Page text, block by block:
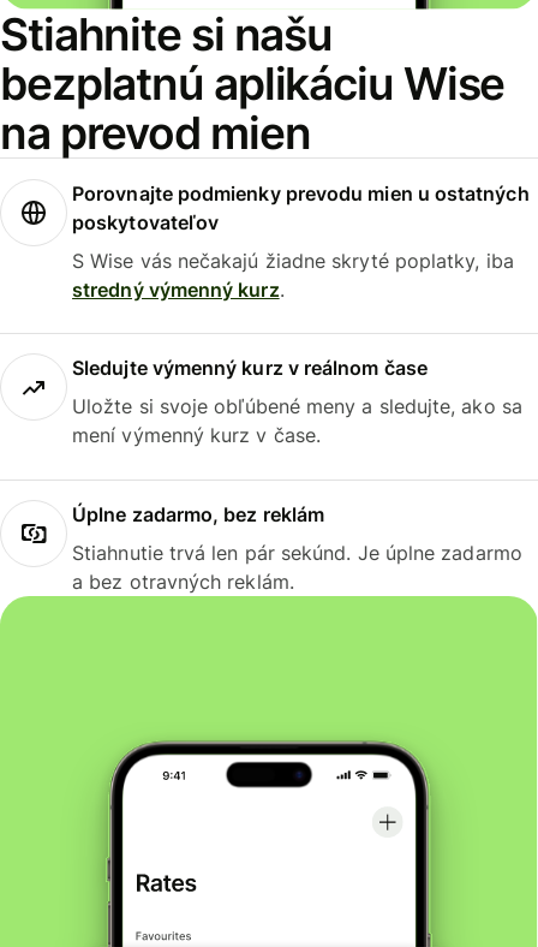
Stiahnite si našu
bezplatnú aplikáciu Wise
na prevod mien
Porovnajte podmienky prevodu mien u ostatných
poskytovateľov
S Wise vás nečakajú žiadne skryté poplatky, iba
stredný výmenný kurz.
Sledujte výmenný kurz v reálnom čase
Uložte si svoje obľúbené meny a sledujte, ako sa
mení výmenný kurz v čase.
Úplne zadarmo, bez reklám
Stiahnutie trvá len pár sekúnd. Je úplne zadarmo
a bez otravných reklám.